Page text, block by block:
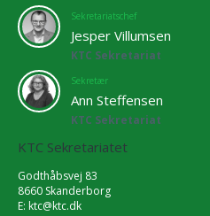
Sekretariatschef
Jesper Villumsen
KTC Sekretariat
Sekretær
Ann Steffensen
KTC Sekretariat
KTC Sekretariatet
Godthåbsvej 83
8660 Skanderborg
E: ktc@ktc.dk